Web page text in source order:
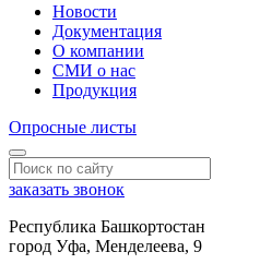
Новости
Документация
О компании
СМИ о нас
Продукция
Опросные листы
заказать звонок
Республика Башкортостан
город Уфа, Менделеева, 9